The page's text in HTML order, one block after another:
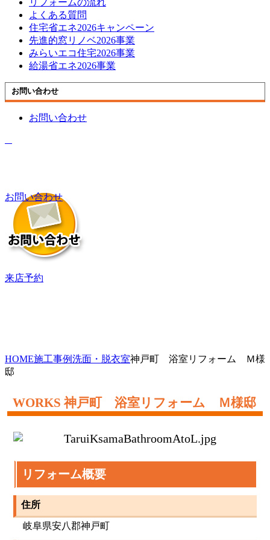
よくある質問
住宅省エネ2026キャンペーン
先進的窓リノベ2026事業
みらいエコ住宅2026事業
給湯省エネ2026事業
お問い合わせ
お問い合わせ
お問い合わせ
来店予約
HOME施工事例洗面・脱衣室神戸町 浴室リフォーム Ｍ様
邸
神戸町 浴室リフォーム Ｍ様邸
リフォーム概要
住所
岐阜県安八郡神戸町